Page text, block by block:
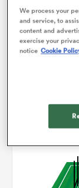
106
6
We process your
and service, to
content and
exercise your
notice Cookie